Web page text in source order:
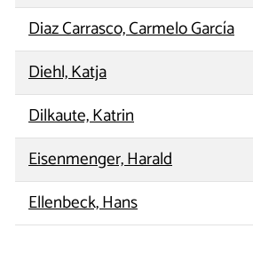
Diaz Carrasco, Carmelo García
Diehl, Katja
Dilkaute, Katrin
Eisenmenger, Harald
Ellenbeck, Hans